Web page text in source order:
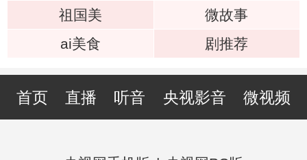
祖国美
微故事
ai美食
剧推荐
首页 直播 听音 央视影音 微视频